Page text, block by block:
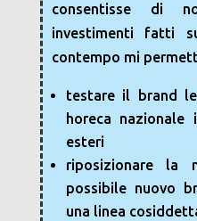
consentisse di
investimenti fatti
contempo mi
testare il brand
horeca
esteri
riposizionare la
possibile nuovo
una linea